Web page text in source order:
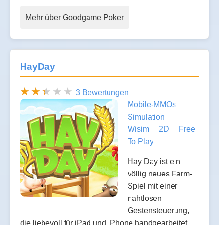
Mehr über Goodgame Poker
HayDay
3 Bewertungen
Mobile-MMOs
Simulation
Wisim
2D
Free
To Play
Hay Day ist ein
völlig neues Farm-
Spiel mit einer
nahtlosen
Gestensteuerung,
die liebevoll für iPad und iPhone handgearbeitet